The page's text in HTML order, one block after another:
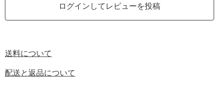
ログインしてレビューを投稿
送料について
配送と返品について